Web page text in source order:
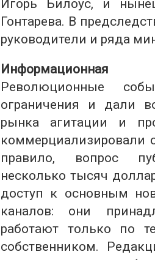
Игорь Билоус, и
Гонтарева. В
руководители и ряда
Революционные
ограничения и дали
рынка агитации и
коммерциализировали
правило, вопрос
несколько тысяч
доступ к основным
каналов: они
работают только по
собственником.